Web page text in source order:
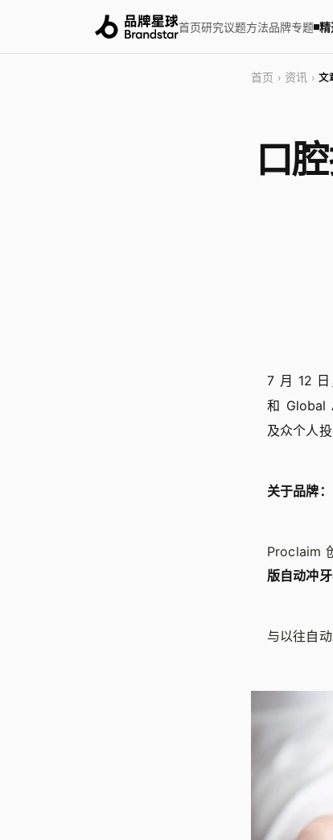
首页研究议题方法品牌专题 精
首页 › 资讯 › 文
口
7 月 12 日
和 Global
及众个人
关于品牌：
Proclaim
版自动冲牙
与以往自